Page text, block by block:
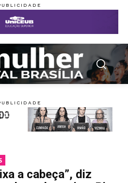
a cabeça”, diz